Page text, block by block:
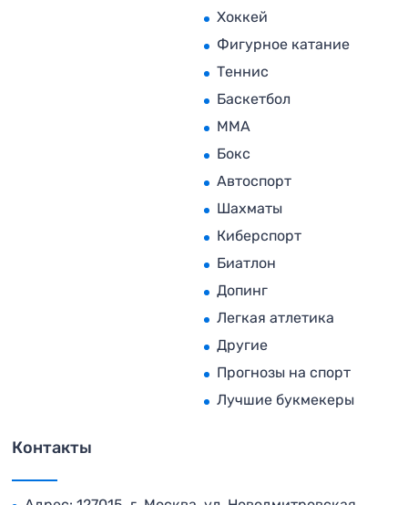
Хоккей
Фигурное катание
Теннис
Баскетбол
MMA
Бокс
Автоспорт
Шахматы
Киберспорт
Биатлон
Допинг
Легкая атлетика
Другие
Прогнозы на спорт
Лучшие букмекеры
Контакты